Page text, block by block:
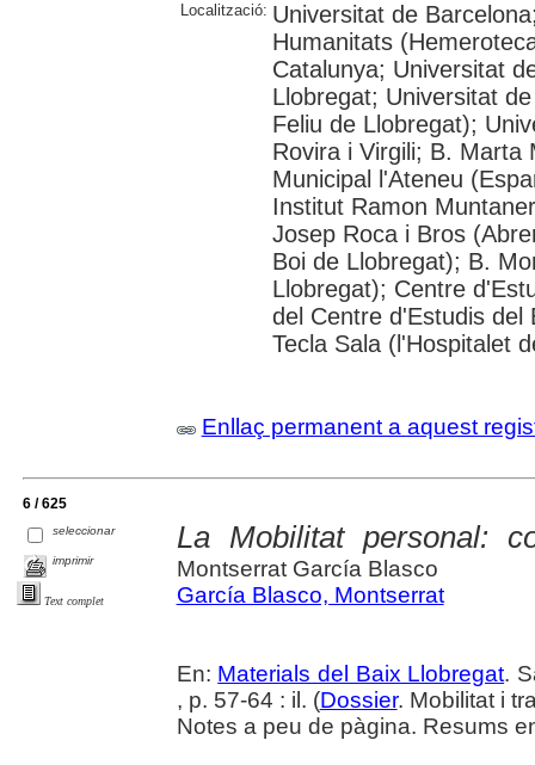
Localització: Universitat de
Humanitats
Catalunya; Universitat
Llobregat; Universitat
Feliu de Llobregat);
Rovira i Virgili; B. Marta
Municipal l'Ateneu
Institut Ramon
Josep Roca i Bros
Boi de Llobregat); B.
Llobregat); Centre
del Centre d'Estudis del
Tecla Sala (l'Hospitalet
Enllaç permanent a aquest
6 / 625
seleccionar
imprimir
Text complet
La Mobilitat personal:
Montserrat García Blasco
García Blasco, Montserrat
En: Materials del Baix Llobregat.
, p. 57-64 : il. (Dossier. Mobilitat i
Notes a peu de pàgina. Resums